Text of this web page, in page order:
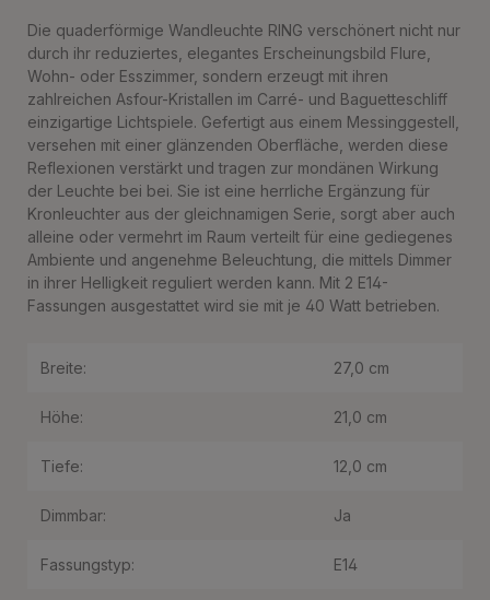
Die quaderförmige Wandleuchte RING verschönert nicht nur
durch ihr reduziertes, elegantes Erscheinungsbild Flure,
Wohn- oder Esszimmer, sondern erzeugt mit ihren
zahlreichen Asfour-Kristallen im Carré- und Baguetteschliff
einzigartige Lichtspiele. Gefertigt aus einem Messinggestell,
versehen mit einer glänzenden Oberfläche, werden diese
Reflexionen verstärkt und tragen zur mondänen Wirkung
der Leuchte bei bei. Sie ist eine herrliche Ergänzung für
Kronleuchter aus der gleichnamigen Serie, sorgt aber auch
alleine oder vermehrt im Raum verteilt für eine gediegenes
Ambiente und angenehme Beleuchtung, die mittels Dimmer
in ihrer Helligkeit reguliert werden kann. Mit 2 E14-
Fassungen ausgestattet wird sie mit je 40 Watt betrieben.
Breite: 27,0 cm
Höhe: 21,0 cm
Tiefe: 12,0 cm
Dimmbar: Ja
Fassungstyp: E14